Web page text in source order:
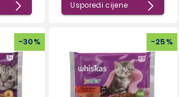
Usporedi cijene
-30% -25%